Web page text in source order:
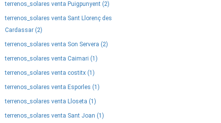
terrenos_solares venta Puigpunyent (2)
terrenos_solares venta Sant Llorenç des
Cardassar (2)
terrenos_solares venta Son Servera (2)
terrenos_solares venta Caimari (1)
terrenos_solares venta costitx (1)
terrenos_solares venta Esporles (1)
terrenos_solares venta Lloseta (1)
terrenos_solares venta Sant Joan (1)